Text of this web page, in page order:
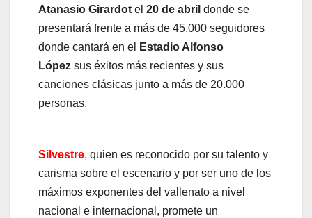
Atanasio Girardot el 20 de abril donde se
presentará frente a más de 45.000 seguidores
donde cantará en el
Estadio Alfonso
López sus éxitos más recientes y sus
canciones clásicas junto a más de 20.000
personas.
Silvestre, quien es reconocido por su talento y
carisma sobre el escenario y por ser uno de los
máximos exponentes del vallenato a nivel
nacional e internacional, promete un